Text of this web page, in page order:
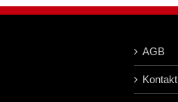
AGB
Kontakt